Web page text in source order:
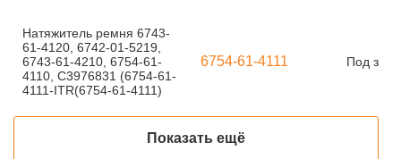
Натяжитель ремня 6743-
61-4120, 6742-01-5219,
6743-61-4210, 6754-61-
4110, С3976831 (6754-61-
4111-ITR(6754-61-4111)
6754-61-4111 Под
Показать ещё